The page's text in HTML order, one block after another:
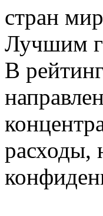
стран
Лучшим
В
расходы,